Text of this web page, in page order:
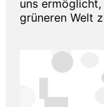
uns
grüneren Welt